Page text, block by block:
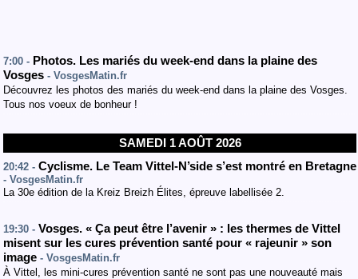
7:00 - Photos. Les mariés du week-end dans la plaine des
Vosges - VosgesMatin.fr
Découvrez les photos des mariés du week-end dans la plaine des Vosges.
Tous nos voeux de bonheur !
SAMEDI 1 AOÛT 2026
20:42 - Cyclisme. Le Team Vittel-N’side s’est montré en Bretagne
- VosgesMatin.fr
La 30e édition de la Kreiz Breizh Élites, épreuve labellisée 2.
19:30 - Vosges. « Ça peut être l’avenir » : les thermes de Vittel
misent sur les cures prévention santé pour « rajeunir » son
image - VosgesMatin.fr
À Vittel, les mini-cures prévention santé ne sont pas une nouveauté mais